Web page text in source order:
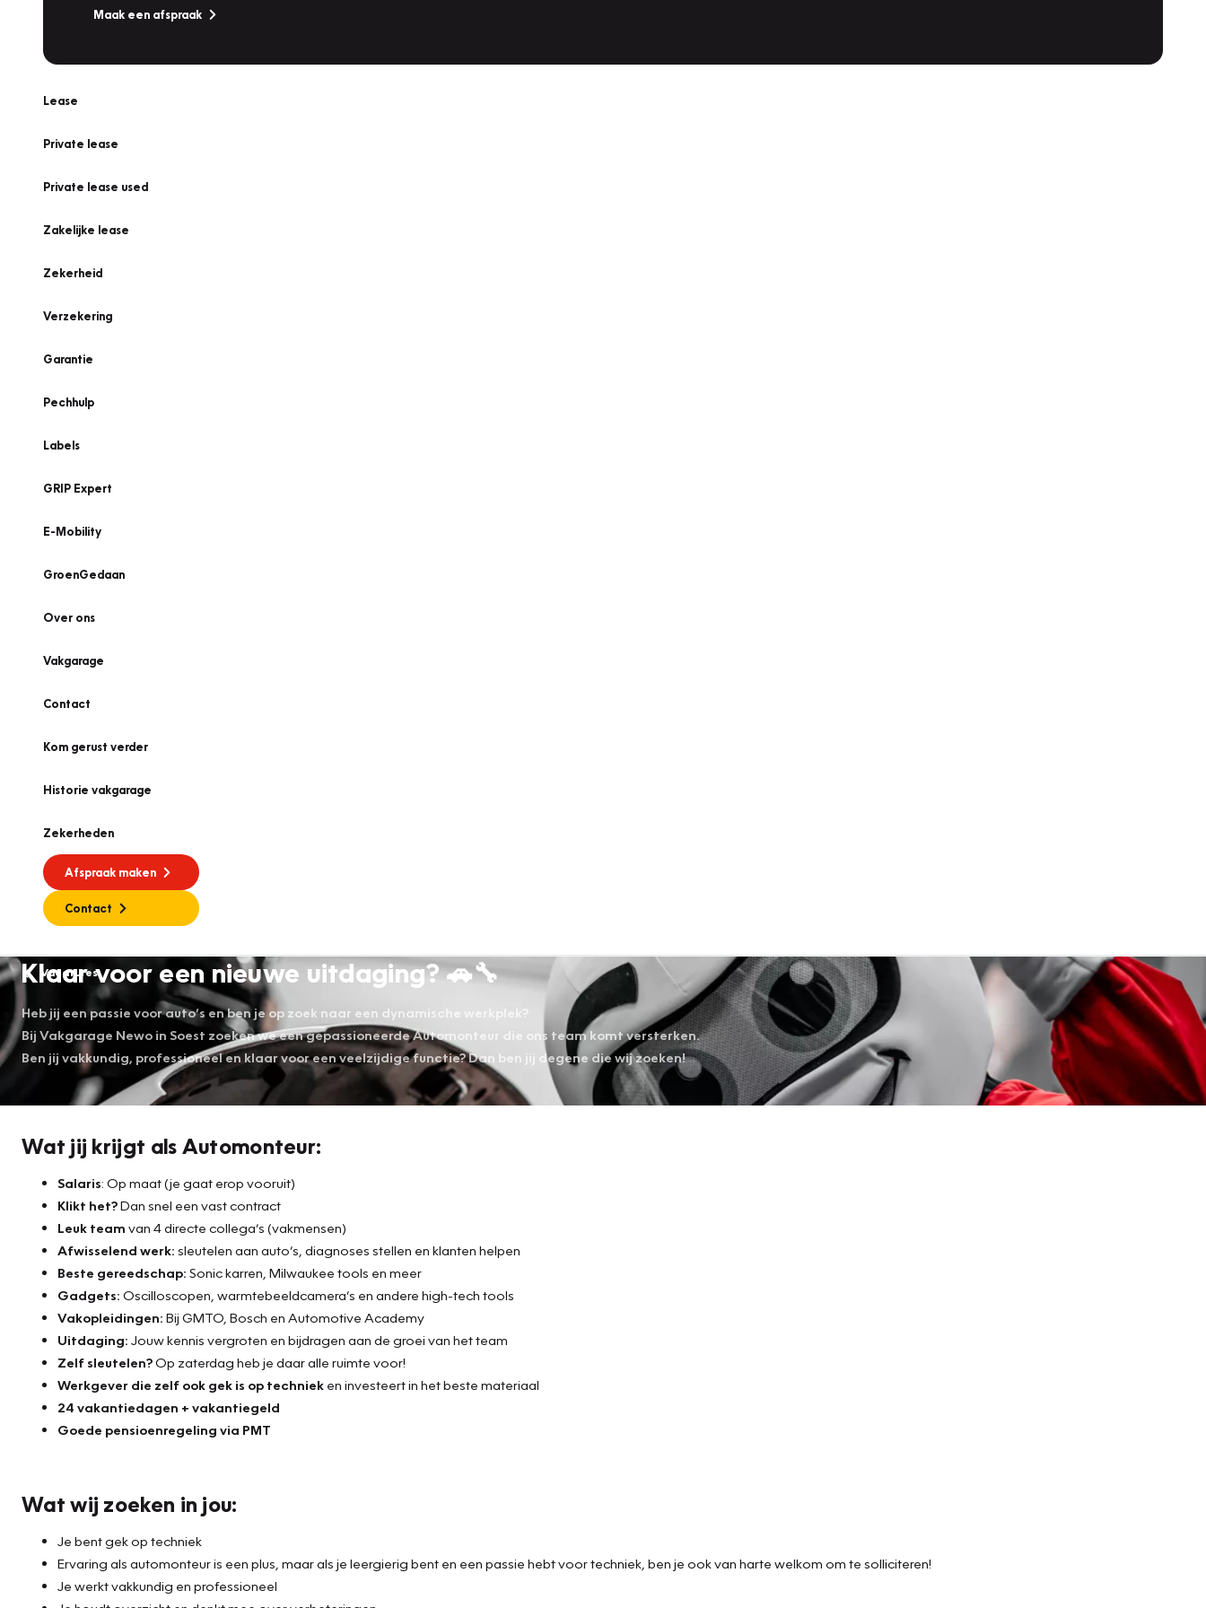
Maak een afspraak
Lease
Private lease
Private lease used
Zakelijke lease
Zekerheid
Verzekering
Garantie
Pechhulp
Labels
GRIP Expert
E-Mobility
GroenGedaan
Over ons
Vakgarage
Contact
Kom gerust verder
Historie vakgarage
Zekerheden
Afspraak maken
Contact
Vacatures
Klaar voor een nieuwe uitdaging? 🚗🔧
Heb jij een passie voor auto’s en ben je op zoek naar een dynamische werkplek?
Bij Vakgarage Newo in Soest zoeken we een gepassioneerde Automonteur die ons team komt versterken.
Ben jij vakkundig, professioneel en klaar voor een veelzijdige functie? Dan ben jij degene die wij zoeken!
Wat jij krijgt als Automonteur:
Salaris: Op maat (je gaat erop vooruit)
Klikt het?Dan snel een vast contract
Leuk team van 4 directe collega’s (vakmensen)
Afwisselend werk: sleutelen aan auto’s, diagnoses stellen en klanten helpen
Beste gereedschap: Sonic karren, Milwaukee tools en meer
Gadgets: Oscilloscopen, warmtebeeldcamera’s en andere high-tech tools
Vakopleidingen: Bij GMTO, Bosch en Automotive Academy
Uitdaging: Jouw kennis vergroten en bijdragen aan de groei van het team
Zelf sleutelen?Op zaterdag heb je daar alle ruimte voor!
Werkgever die zelf ook gek is op techniek en investeert in het beste materiaal
24 vakantiedagen + vakantiegeld
Goede pensioenregeling via PMT
Wat wij zoeken in jou:
Je bent gek op techniek
Ervaring als automonteur is een plus, maar als je leergierig bent en een passie hebt voor techniek, ben je ook van harte welkom om te solliciteren!
Je werkt vakkundig en professioneel